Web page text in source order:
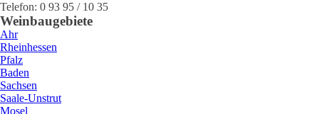
Telefon: 0 93 95 / 10 35
Weinbaugebiete
Ahr
Rheinhessen
Pfalz
Baden
Sachsen
Saale-Unstrut
Mosel